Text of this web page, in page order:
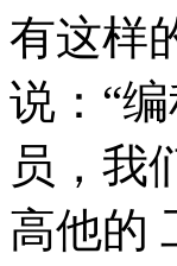
有这样
说：“
员，我
高他的